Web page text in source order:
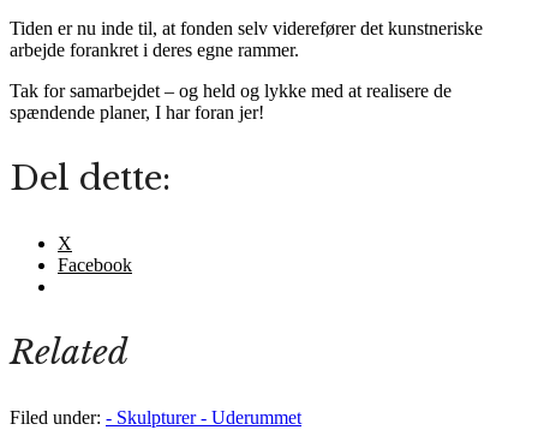
Tiden er nu inde til, at fonden selv viderefører det kunstneriske
arbejde forankret i deres egne rammer.
Tak for samarbejdet – og held og lykke med at realisere de
spændende planer, I har foran jer!
Del dette:
X
Facebook
Related
Filed under: - Skulpturer - Uderummet